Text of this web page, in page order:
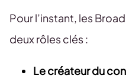
Pour l’instant, les
deux rôles clés :
Le créateur du